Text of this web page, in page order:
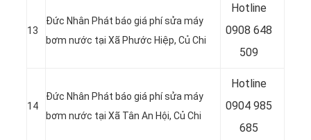
13
Đức Nhân Phát báo giá phí sửa máy
bơm nước tại Xã Phước Hiệp, Củ Chi
Hotline
0908 648
509
14
Đức Nhân Phát báo giá phí sửa máy
bơm nước tại Xã Tân An Hội, Củ Chi
Hotline
0904 985
685